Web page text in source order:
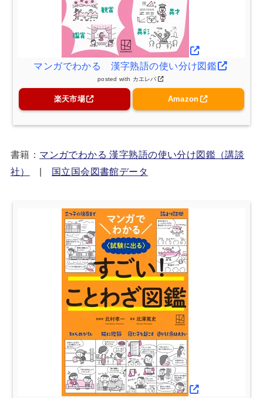
マンガでわかる 漢字熟語の使い分け図鑑
posted with カエレバ
楽天市場 Amazon
書籍： マンガでわかる 漢字熟語の使い分け図鑑（講談
社）
| 国立国会図書館データ